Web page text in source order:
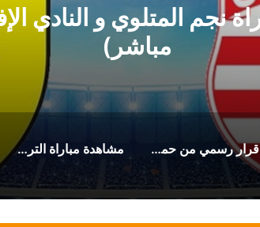
نجم المتلوي و النادي
مباشر)
قرار رسمي من حمدي المدب بخصوص ماهر الكنزاري مشاهدة مباراة الترجي الرياضي صن داونز (بث مباشر)